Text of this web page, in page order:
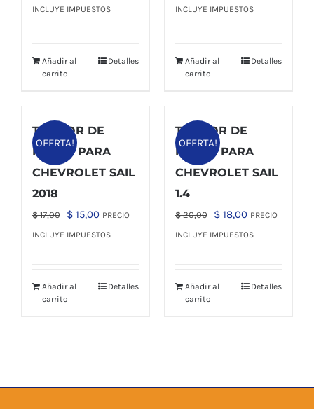
precio
$ 6,00.
precio
$ 4,00.
INCLUYE IMPUESTOS
Añadir al
carrito
Detalles
precio
$ 33,00.
precio
$ 28,00.
INCLUYE IMPUESTOS
Añadir al
carrito
Detalles
OFERTA!
TAMBOR DE
FRENO PARA
CHEVROLET SAIL
2018
$17,00
El
precio
$ 17,00.
$ 15,00El
precio
$ 15,00.
PRECIO
INCLUYE IMPUESTOS
Añadir al
carrito
Detalles
OFERTA!
TAMBOR DE
FRENO PARA
CHEVROLET SAIL
1.4
$20,00
El
precio
$ 20,00.
$ 18,00El
precio
$ 18,00.
PRECIO
INCLUYE IMPUESTOS
Añadir al
carrito
Detalles